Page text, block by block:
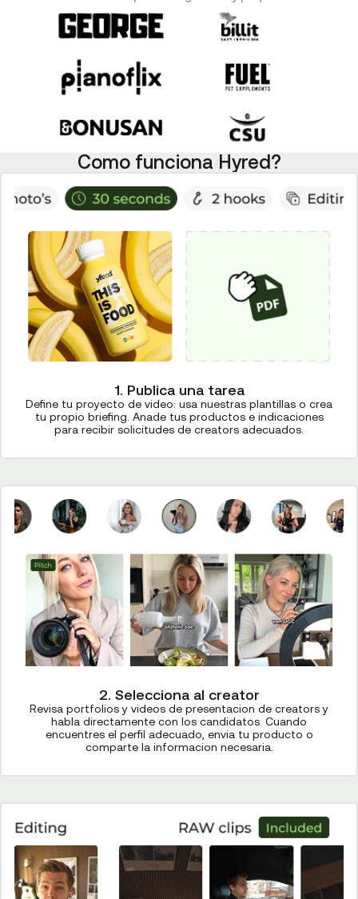
Como funciona Hyred?
1. Publica una tarea
Define tu proyecto de video: usa nuestras plantillas o crea
tu propio briefing. Anade tus productos e indicaciones
para recibir solicitudes de creators adecuados.
2. Selecciona al creator
Revisa portfolios y videos de presentacion de creators y
habla directamente con los candidatos. Cuando
encuentres el perfil adecuado, envia tu producto o
comparte la informacion necesaria.